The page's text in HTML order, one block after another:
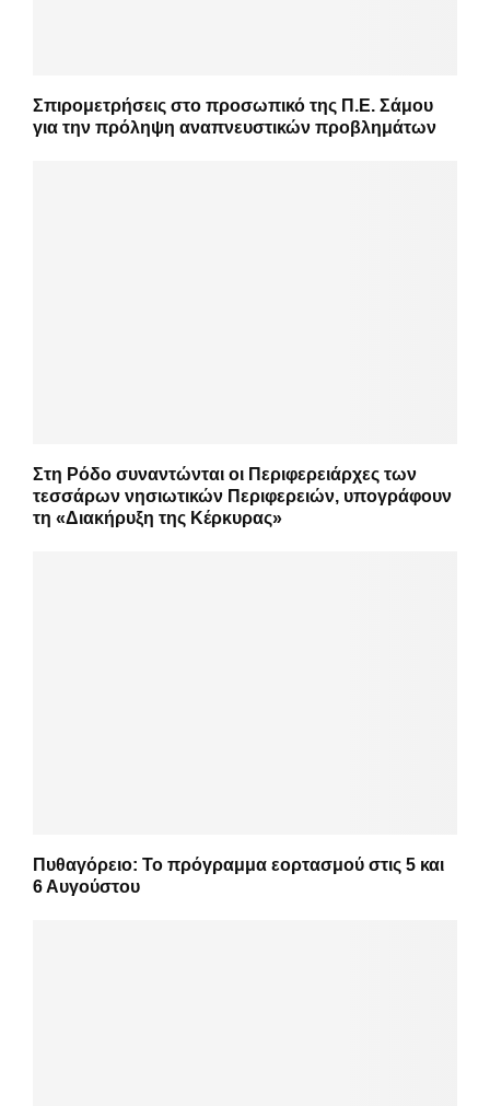
Σπιρομετρήσεις στο προσωπικό της Π.Ε. Σάμου
για την πρόληψη αναπνευστικών προβλημάτων
Στη Ρόδο συναντώνται οι Περιφερειάρχες των
τεσσάρων νησιωτικών Περιφερειών, υπογράφουν
τη «Διακήρυξη της Κέρκυρας»
Πυθαγόρειο: Το πρόγραμμα εορτασμού στις 5 και
6 Αυγούστου